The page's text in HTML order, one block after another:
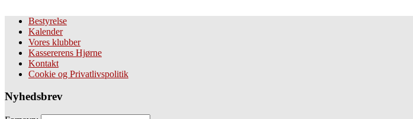
Bestyrelse
Kalender
Vores klubber
Kassererens Hjørne
Kontakt
Cookie og Privatlivspolitik
Nyhedsbrev